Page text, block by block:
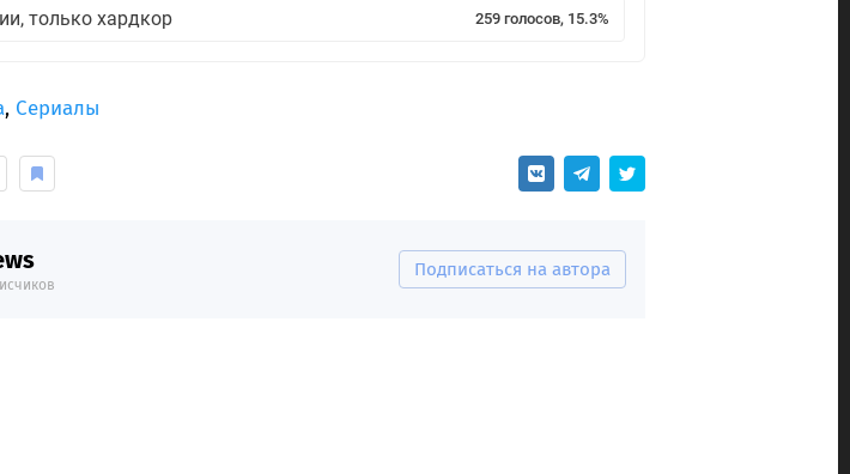
только хардкор 259 голосов, 15.3%
, Сериалы
Подписаться на автора